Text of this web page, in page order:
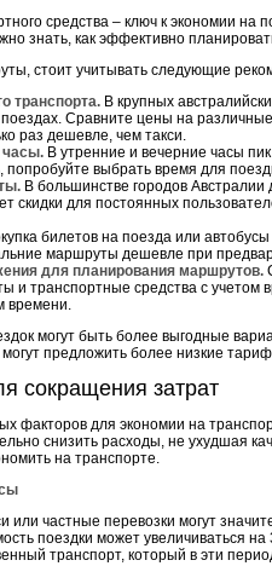
средства – ключ к экономии на
знать, как эффективно
стоит учитывать следующие
транспорта. В крупных
Сравните цены на
раз дешевле, чем такси.
часы. В утренние и вечерние часы
попробуйте выбрать время для
В большинстве городов
скидки для постоянных
билетов на поезда или
маршруты дешевле при
для планирования маршрутов.
транспортные средства с учетом
времени.
могут быть более выгодные
предложить более низкие
сокращения затрат
факторов для экономии на
снизить расходы, не ухудшая
на транспорте.
или частные перевозки могут
поездки может увеличиваться
транспорт, который в эти